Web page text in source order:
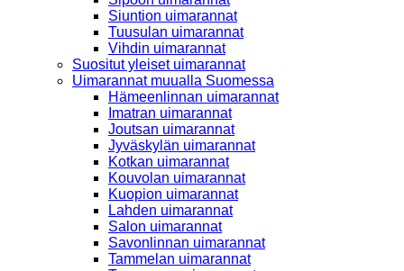
Siuntion uimarannat
Tuusulan uimarannat
Vihdin uimarannat
Suositut yleiset uimarannat
Uimarannat muualla Suomessa
Hämeenlinnan uimarannat
Imatran uimarannat
Joutsan uimarannat
Jyväskylän uimarannat
Kotkan uimarannat
Kouvolan uimarannat
Kuopion uimarannat
Lahden uimarannat
Salon uimarannat
Savonlinnan uimarannat
Tammelan uimarannat